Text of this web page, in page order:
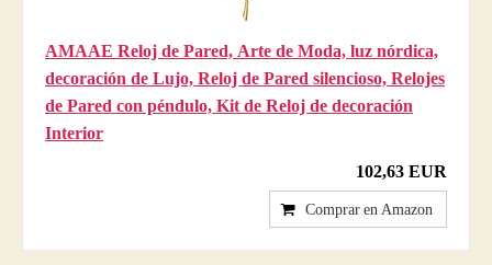
AMAAE Reloj de Pared, Arte de Moda, luz nórdica,
decoración de Lujo, Reloj de Pared silencioso, Relojes
de Pared con péndulo, Kit de Reloj de decoración
Interior
102,63 EUR
Comprar en Amazon